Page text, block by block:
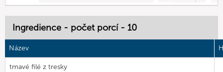
Ingredience - počet porcí - 10
Název
tmavé filé z tresky